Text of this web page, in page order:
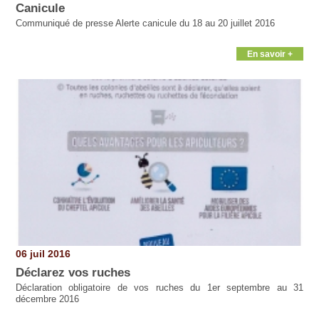
Canicule
Communiqué de presse Alerte canicule du 18 au 20 juillet 2016
En savoir +
06 juil 2016
Déclarez vos ruches
Déclaration obligatoire de vos ruches du 1er septembre au 31
décembre 2016